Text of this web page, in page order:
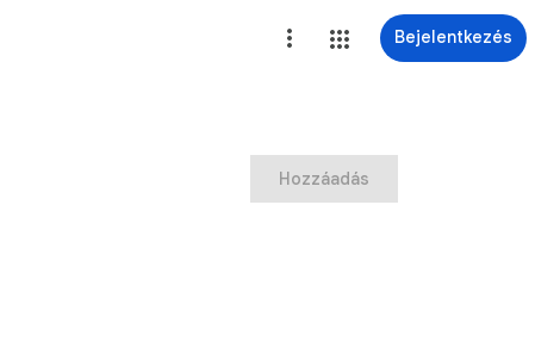
Bejelentkezés
Hozzáadás